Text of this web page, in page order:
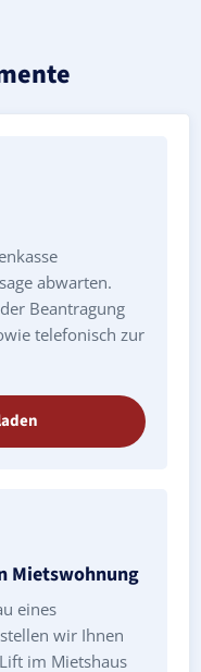
abwarten.
Beantragung
telefonisch zur
Mietswohnung
eines
wir Ihnen
im Mietshaus